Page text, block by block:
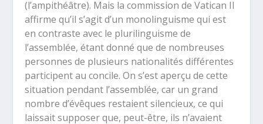
(l’ampithéâtre). Mais la commission de Vatican II
affirme qu’il s’agit d’un monolinguisme qui est
en contraste avec le plurilinguisme de
l’assemblée, étant donné que de nombreuses
personnes de plusieurs nationalités différentes
participent au concile. On s’est aperçu de cette
situation pendant l’assemblée, car un grand
nombre d’évêques restaient silencieux, ce qui
laissait supposer que, peut-être, ils n’avaient